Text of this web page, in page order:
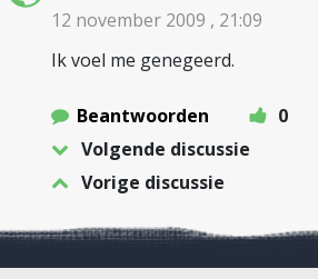
12 november 2009 , 21:09
Ik voel me genegeerd.
Beantwoorden
0
Volgende discussie
Vorige discussie